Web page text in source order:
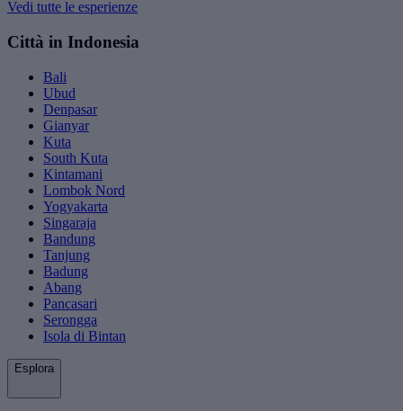
Vedi tutte le esperienze
Città in Indonesia
Bali
Ubud
Denpasar
Gianyar
Kuta
South Kuta
Kintamani
Lombok Nord
Yogyakarta
Singaraja
Bandung
Tanjung
Badung
Abang
Pancasari
Serongga
Isola di Bintan
Esplora